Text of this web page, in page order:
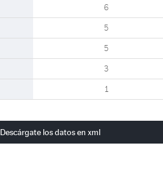
6
5
5
3
1
Descárgate los datos en xml